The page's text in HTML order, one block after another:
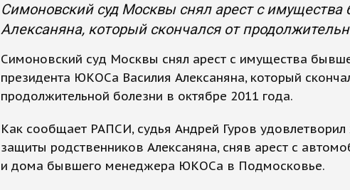
Симоновский суд Москвы снял арест с
Алексаняна, который скончался от
Симоновский суд Москвы снял арест с имущества
президента ЮКОСа Василия Алексаняна, который
продолжительной болезни в октябре 2011 года.
Как сообщает РАПСИ, судья Андрей Гуров удовлетворил
защиты родственников Алексаняна, сняв арест с
и дома бывшего менеджера ЮКОСа в Подмосковье.